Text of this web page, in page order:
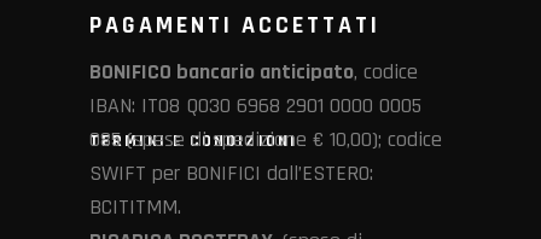
TERMINI E CONDIZIONI
PAGAMENTI ACCETTATI
BONIFICO bancario anticipato, codice
IBAN: IT08 Q030 6968 2901 0000 0005
085 (spese di spedizione € 10,00); codice
SWIFT per BONIFICI dall’ESTERO:
BCITITMM.